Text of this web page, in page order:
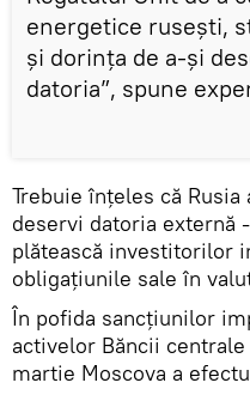
energetice rusești,
și dorința de a-și
datoria”, spune
Trebuie înțeles că
deservi datoria externă
plătească investitorilor
obligațiunile sale în
În pofida sancțiunilor
activelor Băncii
martie Moscova a